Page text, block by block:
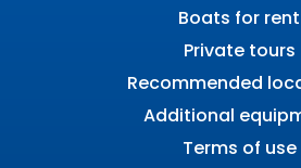
Boats for rent
Private tours
Recommended
Additional
Terms of use